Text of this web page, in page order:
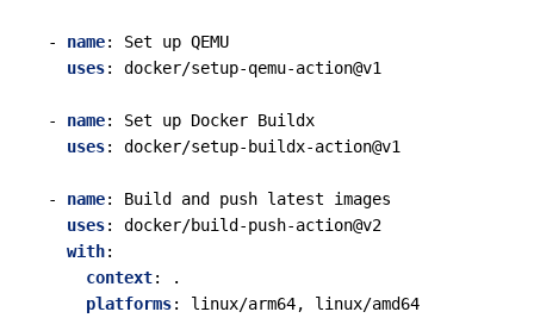
- name:
Set up QEMU
uses: docker/setup-qemu-action@v1
- name:
Set up Docker Buildx
uses: docker/setup-buildx-action@v1
- name:
Build and push latest images
uses:
docker/build-push-action@v2
with:
context:
.
platforms:
linux/arm64, linux/amd64